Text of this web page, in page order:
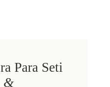
Para Seti
&